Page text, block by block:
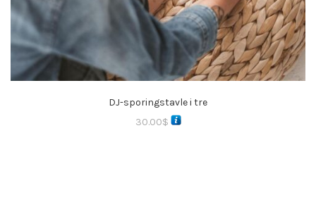
DJ-sporingstavle i tre
30.00$